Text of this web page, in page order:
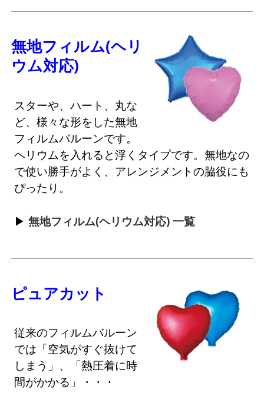
無地フィルム(ヘリ
ウム対応)
スターや、ハート、丸な
ど、様々な形をした無地
フィルムバルーンです。
ヘリウムを入れると浮くタイプです。無地なの
で使い勝手がよく、アレンジメントの脇役にも
ぴったり。
無地フィルム(ヘリウム対応) 一覧
ピュアカット
従来のフィルムバルーン
では「空気がすぐ抜けて
しまう」、「熱圧着に時
間がかかる」・・・